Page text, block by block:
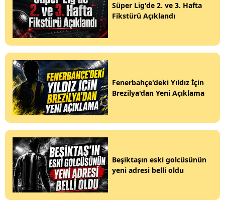
Süper Lig'de 2. ve 3. Hafta
Fikstürü Açıklandı
Fenerbahçe'deki Yıldız İçin
Brezilya'dan Yeni Açıklama
Beşiktaşın eski golcüsünün
yeni adresi belli oldu